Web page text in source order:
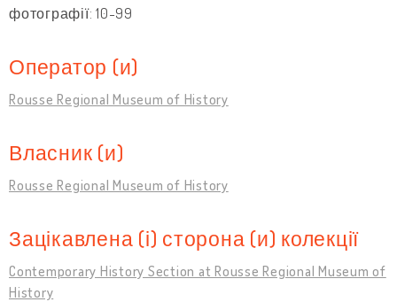
фотографії: 10-99
Оператор (и)
Rousse Regional Museum of History
Власник (и)
Rousse Regional Museum of History
Зацікавлена (і) сторона (и) колекції
Contemporary History Section at Rousse Regional Museum of
History